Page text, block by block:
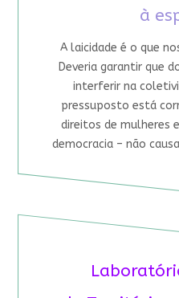
à
A laicidade é o que
Deveria garantir que
interferir na
pressuposto está
direitos de mulheres
democracia – não